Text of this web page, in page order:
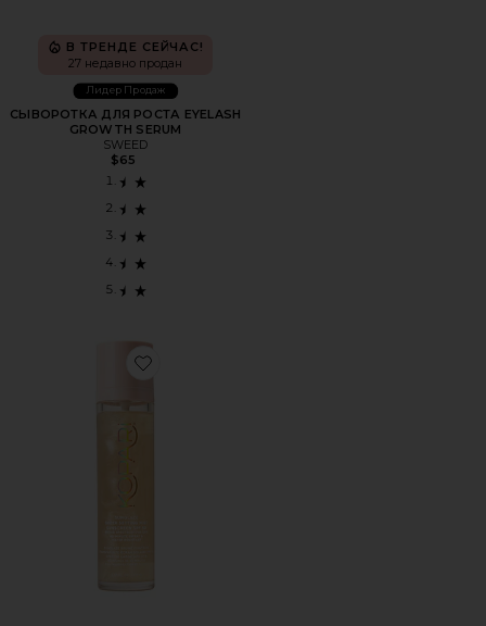
В ТРЕНДЕ СЕЙЧАС!
27 недавно продан
Лидер Продаж
СЫВОРОТКА ДЛЯ РОСТА EYELASH
GROWTH SERUM
SWEED
$65
Favorite ФИКСИРУЮЩИЙ СПРЕЙ SUNGLAZE SHEER